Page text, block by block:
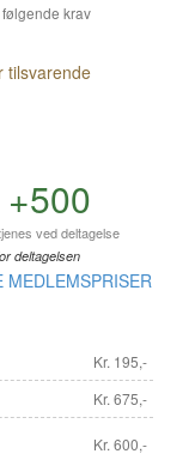
krav
tilsvarende
+500
ved deltagelse
deltagelsen
MEDLEMSPRISER
Kr. 195,-
Kr. 675,-
Kr. 600,-